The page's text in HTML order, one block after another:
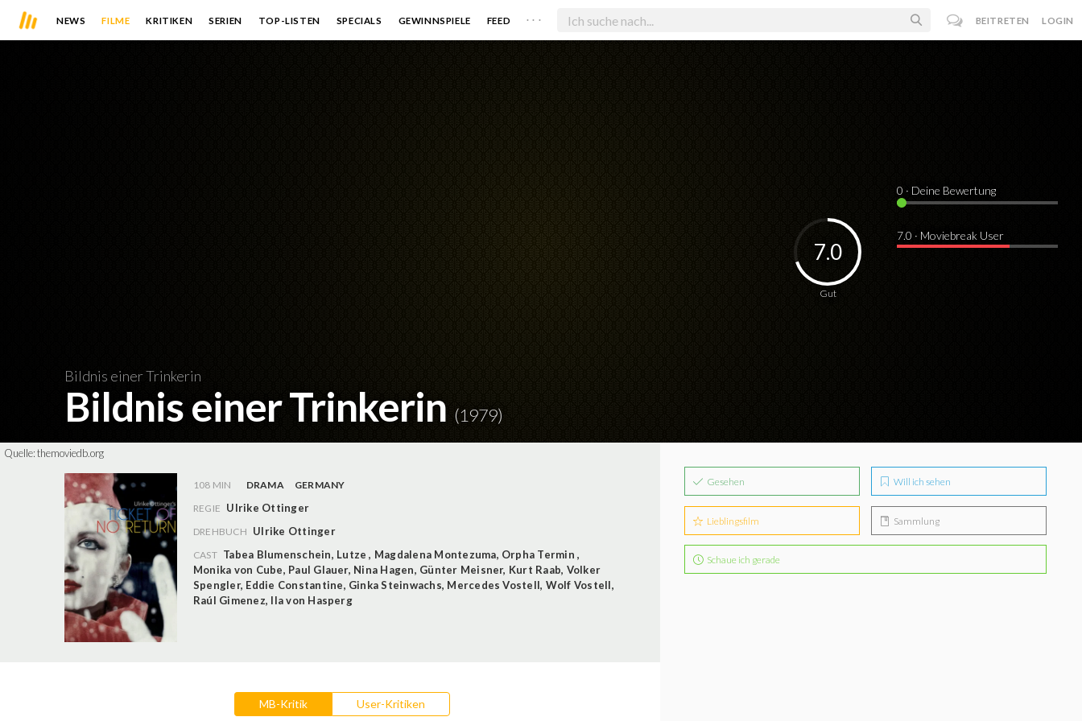
NEWS FILME KRITIKEN SERIEN TOP-LISTEN SPECIALS GEWINNSPIELE FEED . . . BEITRETEN LOGIN
Bildnis einer Trinkerin
Bildnis einer Trinkerin (1979)
Gut
7.0
0 · Deine Bewertung
7.0 · Moviebreak User
Quelle:themoviedb.org
108 MIN DRAMA
GERMANY
REGIE Ulrike Ottinger
DREHBUCH Ulrike Ottinger
CAST Tabea Blumenschein, Lutze, Magdalena Montezuma, Orpha Termin,
Monika von Cube, Paul Glauer, Nina Hagen, Günter Meisner, Kurt Raab, Volker
Spengler, Eddie Constantine, Ginka Steinwachs, Mercedes Vostell, Wolf Vostell,
Raúl Gimenez, Ila von Hasperg
MB-Kritik User-Kritiken
Gesehen Will ich sehen
Lieblingsfilm Sammlung
Schaue ich gerade